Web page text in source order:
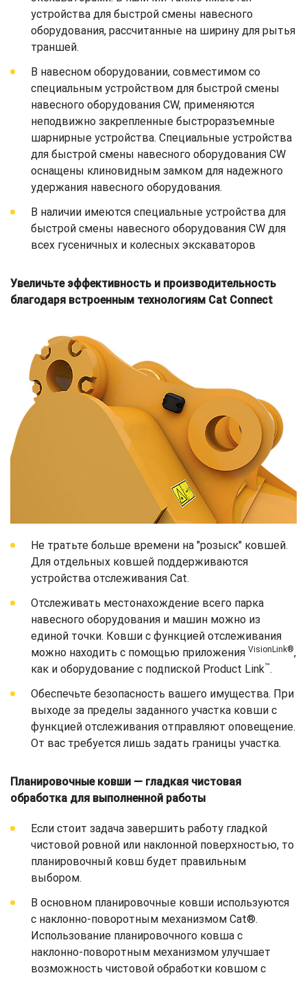
устройства для быстрой смены навесного
оборудования, рассчитанные на ширину для рытья
траншей.
В навесном оборудовании, совместимом со
специальным устройством для быстрой смены
навесного оборудования CW, применяются
неподвижно закрепленные быстроразъемные
шарнирные устройства. Специальные устройства
для быстрой смены навесного оборудования CW
оснащены клиновидным замком для надежного
удержания навесного оборудования.
В наличии имеются специальные устройства для
быстрой смены навесного оборудования CW для
всех гусеничных и колесных экскаваторов
Увеличьте эффективность и производительность
благодаря встроенным технологиям Cat Connect
Не тратьте больше времени на "розыск" ковшей.
Для отдельных ковшей поддерживаются
устройства отслеживания Cat.
Отслеживать местонахождение всего парка
навесного оборудования и машин можно из
единой точки. Ковши с функцией отслеживания
можно находить с помощью приложения VisionLink®,
как и оборудование с подпиской Product Link™.
Обеспечьте безопасность вашего имущества. При
выходе за пределы заданного участка ковши с
функцией отслеживания отправляют оповещение.
От вас требуется лишь задать границы участка.
Планировочные ковши — гладкая чистовая
обработка для выполненной работы
Если стоит задача завершить работу гладкой
чистовой ровной или наклонной поверхностью, то
планировочный ковш будет правильным
выбором.
В основном планировочные ковши используются
с наклонно-поворотным механизмом Cat®.
Использование планировочного ковша с
наклонно-поворотным механизмом улучшает
возможность чистовой обработки ковшом с